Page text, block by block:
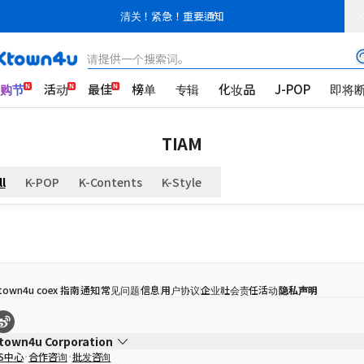
清关！紧急！重要通知
请提供一个搜索词。
节 活动 最佳 榜单 专辑 化妆品 J-POP 即将
TIAM
K-POP K-Contents K-Style
coex 指南通知常见问题信息用户协议企业社会责任活动隐私声明
Corporation
中心 合作咨询 批发咨询